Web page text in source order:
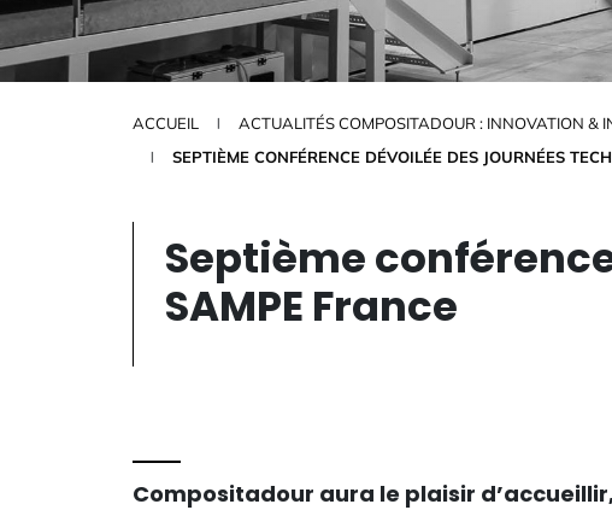
ACCUEIL
ACTUALITÉS COMPOSITADOUR : INNOVATION &
SEPTIÈME CONFÉRENCE DÉVOILÉE DES JOURNÉES
Septième
SAMPE France
Compositadour aura le plaisir